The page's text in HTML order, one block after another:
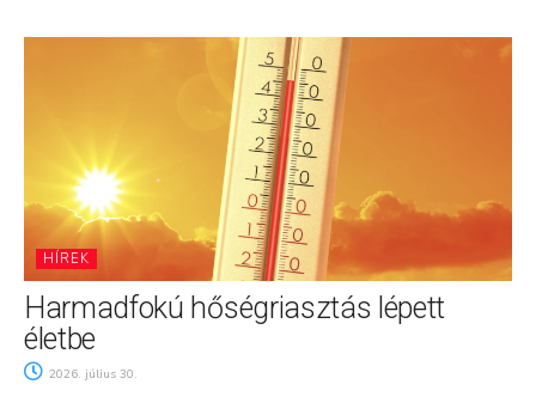
HÍREK
Harmadfokú hőségriasztás lépett
életbe
2026. július 30.